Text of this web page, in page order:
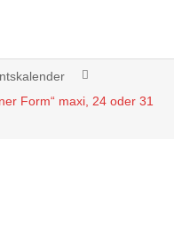
Form“ maxi, 24 oder 31